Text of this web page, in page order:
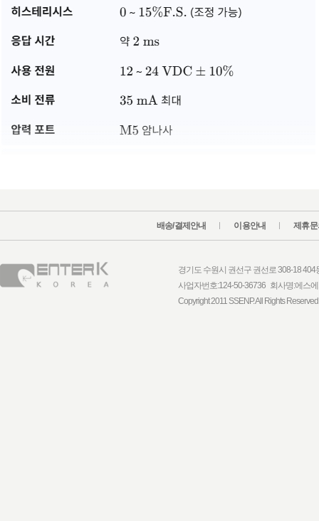
배송/결제안내 이용안내 제휴문
경기도 수원시 권선구 권선로 308-18
사업자번호:124-50-36736 회사명:에스
Copyright 2011 SSENP. All Rights Reserved